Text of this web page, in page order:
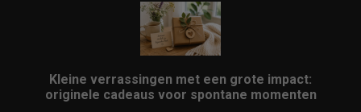
Kleine verrassingen met een grote impact:
originele cadeaus voor spontane momenten